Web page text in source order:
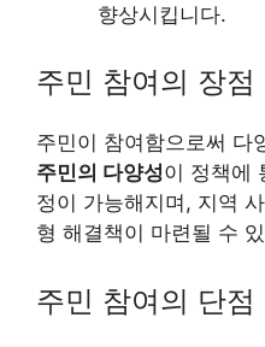
향상시킵니다.
주민 참여의 장점
주민이 참여함으로써 다
주민의 다양성이 정책에
정이 가능해지며, 지역
형 해결책이 마련될 수
주민 참여의 단점